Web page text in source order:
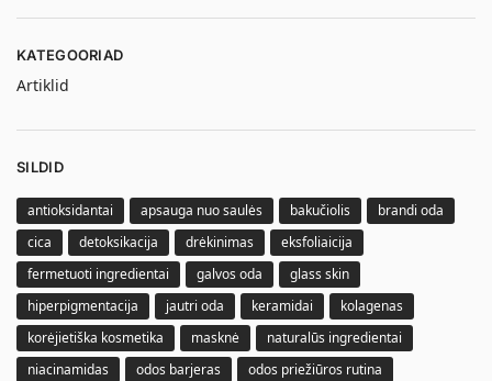
KATEGOORIAD
Artiklid
SILDID
antioksidantai apsauga nuo saulės bakučiolis
brandi oda
cica
detoksikacija drėkinimas
eksfoliaicija
fermetuoti ingredientai
galvos oda
glass skin
hiperpigmentacija
jautri oda keramidai
kolagenas
korėjietiška kosmetika
masknė
naturalūs ingredientai
niacinamidas
odos barjeras
odos priežiūros rutina